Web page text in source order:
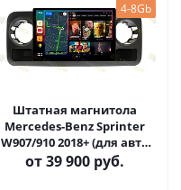
4-8Gb
Штатная магнитола
Mercedes-Benz Sprinter
W907/910 2018+ (для авто
без экрана) на Android 10,
DSP, 4G, IPS, Carplay -
от39 900 руб.